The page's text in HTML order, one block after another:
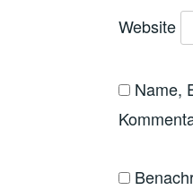
Website
Name,